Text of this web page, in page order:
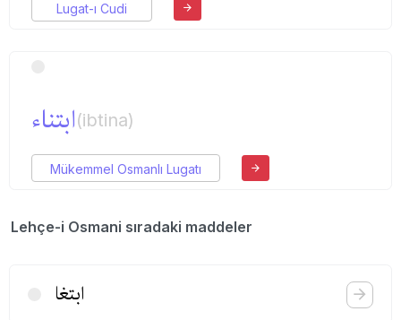
Lugat-ı Cudi
ابتناء(ibtina)
Mükemmel Osmanlı Lugatı
Lehçe-i Osmani sıradaki maddeler
ابتغا